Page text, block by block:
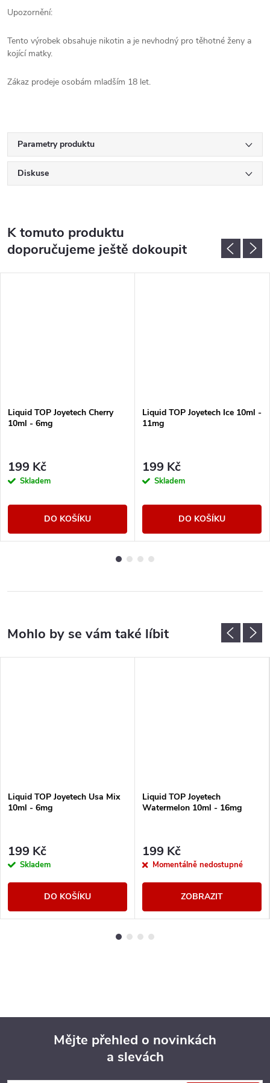
Upozornění:
Tento výrobek obsahuje nikotin a je nevhodný pro těhotné ženy a
kojící matky.
Zákaz prodeje osobám mladším 18 let.
Parametry produktu
Diskuse
K tomuto produktu
doporučujeme ještě dokoupit
Liquid TOP Joyetech Cherry
10ml - 6mg
199 Kč
Skladem
DO KOŠÍKU
Liquid TOP Joyetech Ice 10ml -
11mg
199 Kč
Skladem
DO KOŠÍKU
Liquid TOP Joyetech Usa Mix
10ml - 6mg
199 Kč
Skladem
DO KOŠÍKU
Liquid TOP Joyetech
Watermelon 10ml - 16mg
199 Kč
Momentálně nedostupné
ZOBRAZIT
Mějte přehled o novinkách
a slevách